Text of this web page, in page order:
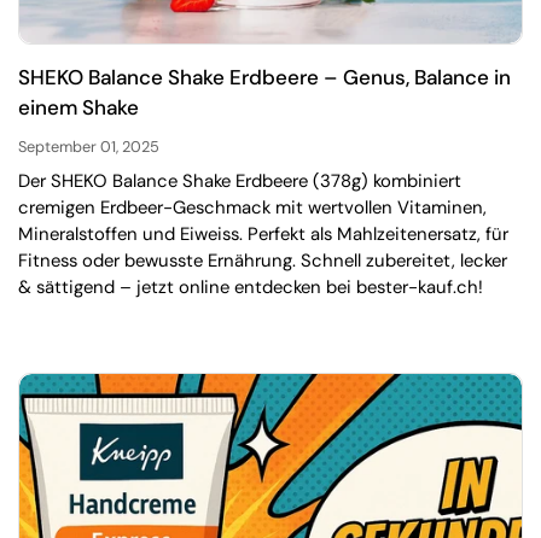
SHEKO Balance Shake Erdbeere – Genus, Balance in
einem Shake
September 01, 2025
Der SHEKO Balance Shake Erdbeere (378g) kombiniert
cremigen Erdbeer-Geschmack mit wertvollen Vitaminen,
Mineralstoffen und Eiweiss. Perfekt als Mahlzeitenersatz, für
Fitness oder bewusste Ernährung. Schnell zubereitet, lecker
& sättigend – jetzt online entdecken bei bester-kauf.ch!